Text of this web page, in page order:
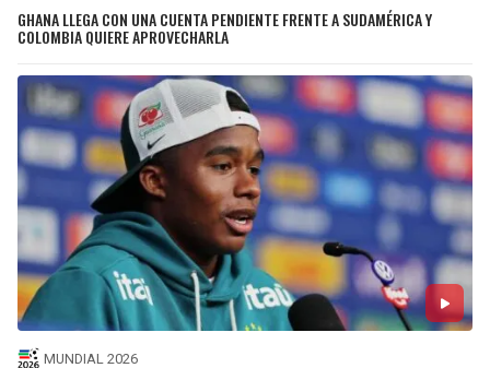
GHANA LLEGA CON UNA CUENTA PENDIENTE FRENTE A SUDAMÉRICA Y
COLOMBIA QUIERE APROVECHARLA
MUNDIAL 2026